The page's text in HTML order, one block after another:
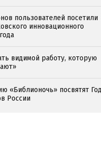
пользователей посетили
инновационного
видимой работу, которую
«Библионочь» посвятят
России